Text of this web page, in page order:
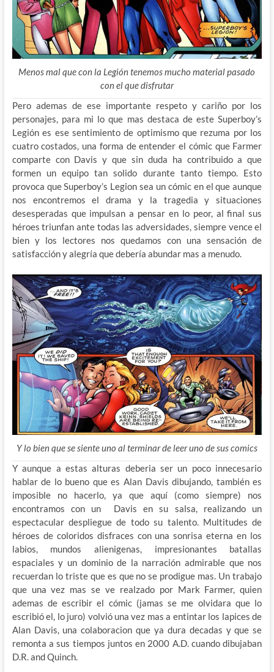
Menos mal que con la Legión tenemos mucho material pasado
con el que disfrutar
Pero ademas de ese importante respeto y cariño por los
personajes, para mi lo que mas destaca de este Superboy’s
Legión es ese sentimiento de optimismo que rezuma por los
cuatro costados, una forma de entender el cómic que Farmer
comparte con Davis y que sin duda ha contribuido a que
formen un equipo tan solido durante tanto tiempo. Esto
provoca que Superboy’s Legion sea un cómic en el que aunque
nos encontremos el drama y la tragedia y situaciones
desesperadas que impulsan a pensar en lo peor, al final sus
héroes triunfan ante todas las adversidades, siempre vence el
bien y los lectores nos quedamos con una sensación de
satisfacción y alegría que debería abundar mas a menudo.
Y lo bien que se siente uno al terminar de leer uno de sus comics
Y aunque a estas alturas deberia ser un poco innecesario
hablar de lo bueno que es Alan Davis dibujando, también es
imposible no hacerlo, ya que aquí (como siempre) nos
encontramos con un Davis en su salsa, realizando un
espectacular despliegue de todo su talento. Multitudes de
héroes de coloridos disfraces con una sonrisa eterna en los
labios, mundos alienigenas, impresionantes batallas
espaciales y un dominio de la narración admirable que nos
recuerdan lo triste que es que no se prodigue mas. Un trabajo
que una vez mas se ve realzado por Mark Farmer, quien
ademas de escribir el cómic (jamas se me olvidara que lo
escribió el, lo juro) volvió una vez mas a entintar los lapices de
Alan Davis, una colaboracion que ya dura decadas y que se
remonta a sus tiempos juntos en 2000 A.D. cuando dibujaban
D.R. and Quinch.